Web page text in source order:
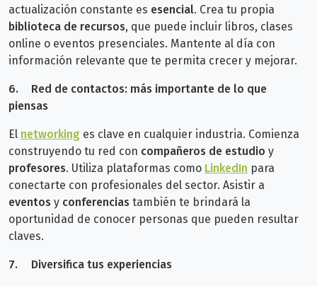
actualización constante es esencial. Crea tu propia
biblioteca de recursos, que puede incluir libros, clases
online o eventos presenciales. Mantente al día con
información relevante que te permita crecer y mejorar.
6.
Red de contactos: más importante de lo que
piensas
El networking es clave en cualquier industria. Comienza
construyendo tu red con compañeros de estudio y
profesores. Utiliza plataformas como LinkedIn para
conectarte con profesionales del sector. Asistir a
eventos y conferencias también te brindará la
oportunidad de conocer personas que pueden resultar
claves.
7. Diversifica tus experiencias